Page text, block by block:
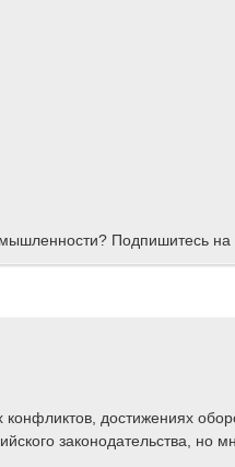
Подпишитесь
достижениях
законодательства, но